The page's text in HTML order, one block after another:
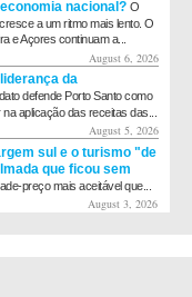
nacional? O
a um ritmo mais lento. O
e Açores continuam a...
August 6, 2026
da
defende Porto Santo como
aplicação das receitas das...
August 5, 2026
sul e o turismo "de
que ficou sem
preço mais aceitável que...
August 3, 2026